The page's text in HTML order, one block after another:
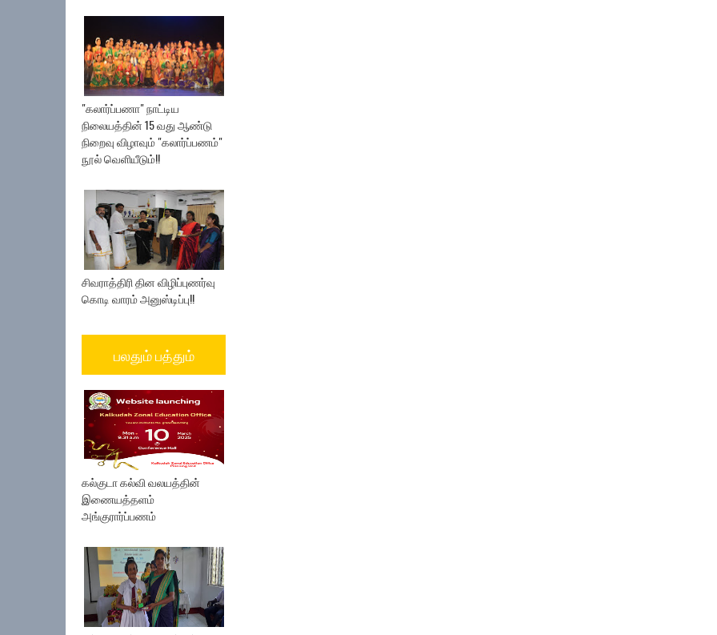
"கலார்ப்பணா" நாட்டிய
நிலையத்தின் 15 வது ஆண்டு
நிறைவு விழாவும் "கலார்ப்பணம்"
நூல் வெளியீடும்!!
சிவராத்திரி தின விழிப்புணர்வு
கொடி வாரம் அனுஸ்டிப்பு!!
பலதும் பத்தும்
கல்குடா கல்வி வலயத்தின்
இணையத்தளம்
அங்குரார்ப்பணம்